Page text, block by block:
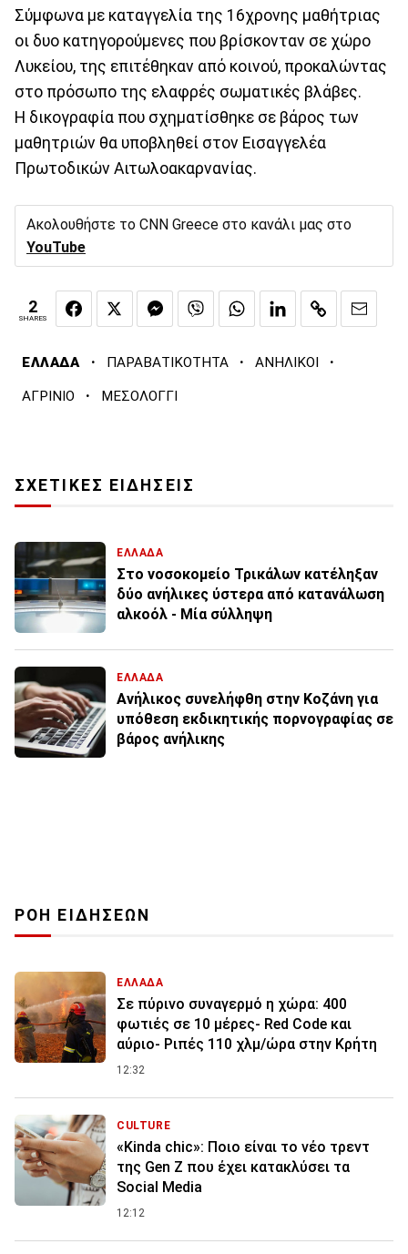
Σύμφωνα με καταγγελία της 16χρονης μαθήτριας
οι δυο κατηγορούμενες που βρίσκονταν σε χώρο
Λυκείου, της επιτέθηκαν από κοινού, προκαλώντας
στο πρόσωπο της ελαφρές σωματικές βλάβες.
Η δικογραφία που σχηματίσθηκε σε βάρος των
μαθητριών θα υποβληθεί στον Εισαγγελέα
Πρωτοδικών Αιτωλοακαρνανίας.
Ακολουθήστε το CNN Greece στο κανάλι μας στο
YouTube
2
SHARES
ΕΛΛΑΔΑ · ΠΑΡΑΒΑΤΙΚΟΤΗΤΑ · ΑΝΗΛΙΚΟΙ ·
ΑΓΡΙΝΙΟ · ΜΕΣΟΛΟΓΓΙ
ΣΧΕΤΙΚΕΣ ΕΙΔΗΣΕΙΣ
ΕΛΛΑΔΑ
Στο νοσοκομείο Τρικάλων κατέληξαν
δύο ανήλικες ύστερα από κατανάλωση
αλκοόλ - Μία σύλληψη
ΕΛΛΑΔΑ
Ανήλικος συνελήφθη στην Κοζάνη για
υπόθεση εκδικητικής πορνογραφίας σε
βάρος ανήλικης
ΡΟΗ ΕΙΔΗΣΕΩΝ
ΕΛΛΑΔΑ
Σε πύρινο συναγερμό η χώρα: 400
φωτιές σε 10 μέρες- Red Code και
αύριο- Ριπές 110 χλμ/ώρα στην Κρήτη
12:32
CULTURE
«Kinda chic»: Ποιο είναι το νέο τρεντ
της Gen Z που έχει κατακλύσει τα
Social Media
12:12